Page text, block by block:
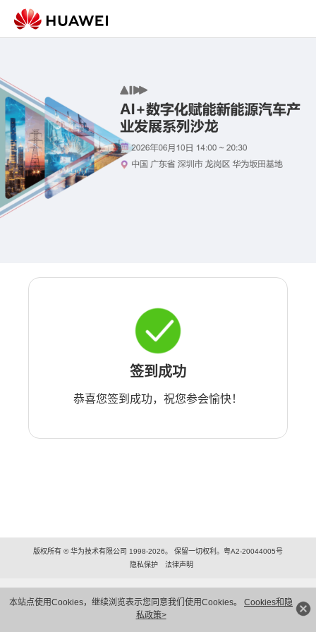
本站点使用Cookies，继续浏览表示您同意我们使用Cookies。 Cookies和隐
私政策>
签到成功
恭喜您签到成功，祝您参会愉快！
版权所有 © 华为技术有限公司 1998-2026。 保留一切权利。粤A2-20044005号
隐私保护
法律声明